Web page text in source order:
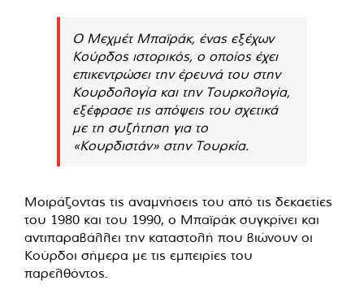
Ο Μεχμέτ Μπαϊράκ, ένας εξέχων
Κούρδος ιστορικός, ο οποίος έχει
επικεντρώσει την έρευνά του στην
Κουρδολογία και την Τουρκολογία,
εξέφρασε τις απόψεις του σχετικά
με τη συζήτηση για το
«Κουρδιστάν» στην Τουρκία.
Μοιράζοντας τις αναμνήσεις του από τις δεκαετίες
του 1980 και του 1990, ο Μπαϊράκ συγκρίνει και
αντιπαραβάλλει την καταστολή που βιώνουν οι
Κούρδοι σήμερα με τις εμπειρίες του
παρελθόντος.